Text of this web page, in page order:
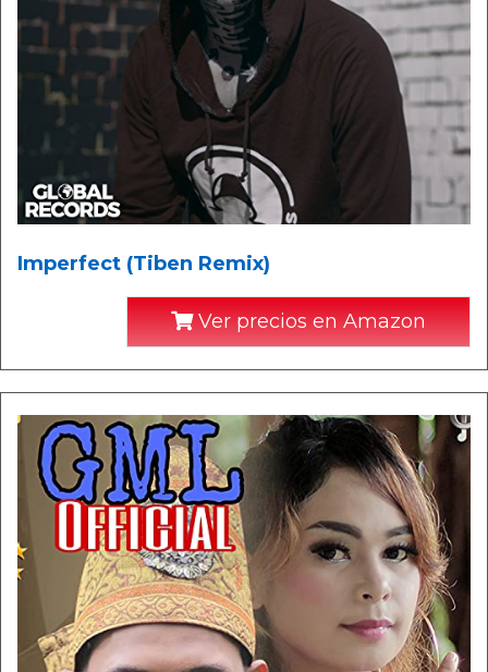
Imperfect (Tiben Remix)
Ver precios en Amazon